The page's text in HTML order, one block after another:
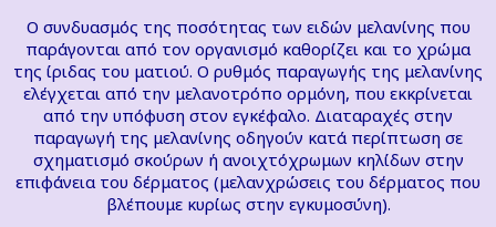
Ο συνδυασμός της ποσότητας των ειδών μελανίνης που
παράγονται από τον οργανισμό καθορίζει και το χρώμα
της ίριδας του ματιού. Ο ρυθμός παραγωγής της μελανίνης
ελέγχεται από την μελανοτρόπο ορμόνη, που εκκρίνεται
από την υπόφυση στον εγκέφαλο. Διαταραχές στην
παραγωγή της μελανίνης οδηγούν κατά περίπτωση σε
σχηματισμό σκούρων ή ανοιχτόχρωμων κηλίδων στην
επιφάνεια του δέρματος (μελανχρώσεις του δέρματος που
βλέπουμε κυρίως στην εγκυμοσύνη).